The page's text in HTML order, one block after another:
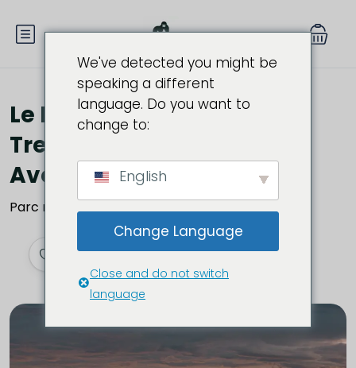
Le Rwanda Chimpanzé
Trekking & Lac Kivu
Aventure 2025
Parc national de la forêt de Nyungwe, Rwanda
We've detected you might be
speaking a different
language. Do you want to
change to:
English
Change Language
Close and do not switch
language